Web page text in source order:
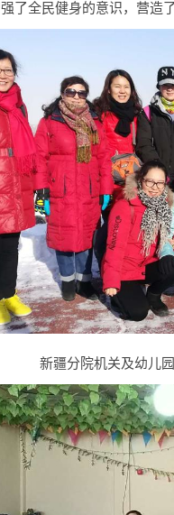
了全民健身的意识，营造
新疆分院机关及幼儿